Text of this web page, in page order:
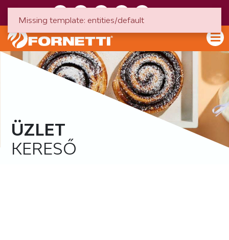
ÜZLET
KERESŐ
Missing template: entities/default